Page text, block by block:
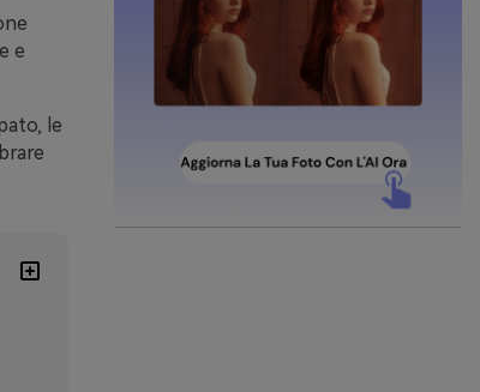
e
le